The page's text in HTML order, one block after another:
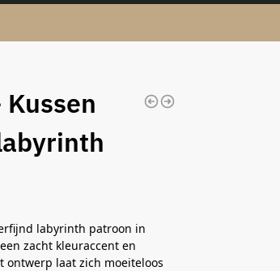
labyrinth patroon in
zacht kleuraccent en
ontwerp laat zich moeiteloos